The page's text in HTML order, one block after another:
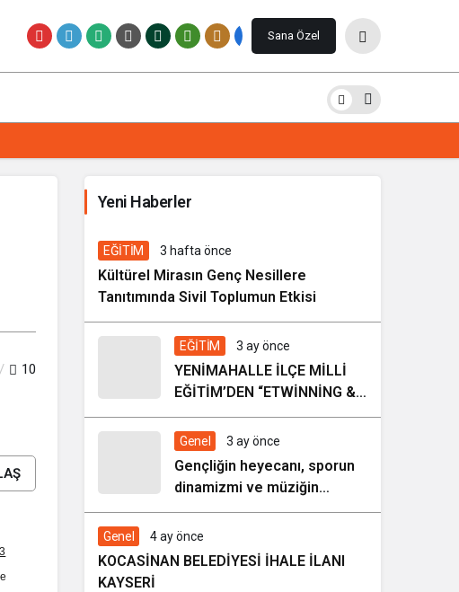
Sana Özel
10
Yorum Yap Paylaş
Yeni Haberler
7 gün önce
EĞİTİM 3 hafta önce
Kültürel Mirasın Genç Nesillere
Tanıtımında Sivil Toplumun Etkisi
EĞİTİM 3 ay önce
YENİMAHALLE İLÇE MİLLİ
EĞİTİM’DEN “ETWİNNİNG &
HAREZMİ PROJE ŞENLİĞİ”
Genel 3 ay önce
Gençliğin heyecanı, sporun
dinamizmi ve müziğin
coşkusu Kocasinan’da bir
araya geliyor!
Genel 4 ay önce
KOCASİNAN BELEDİYESİ İHALE İLANI
KAYSERİ